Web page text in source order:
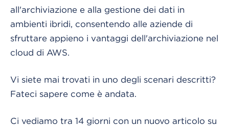
all'archiviazione e alla gestione dei dati in
ambienti ibridi, consentendo alle aziende di
sfruttare appieno i vantaggi dell'archiviazione nel
cloud di AWS.
Vi siete mai trovati in uno degli scenari descritti?
Fateci sapere come è andata.
Ci vediamo tra 14 giorni con un nuovo articolo su